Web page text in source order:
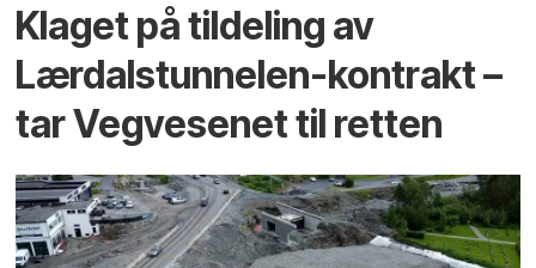
Klaget på tildeling av
Lærdalstunnelen-kontrakt –
tar Vegvesenet til retten